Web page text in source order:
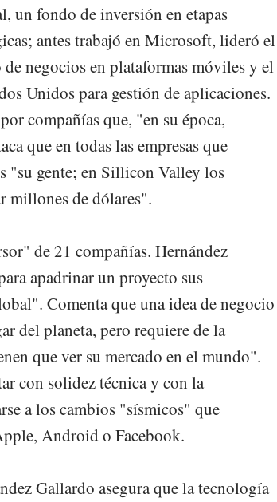
un fondo de inversión en etapas
antes trabajó en Microsoft, lideró el
negocios en plataformas móviles y el
Unidos para gestión de aplicaciones.
compañías que, "en su época,
que en todas las empresas que
"su gente; en Sillicon Valley los
millones de dólares".
de 21 compañías. Hernández
apadrinar un proyecto sus
Comenta que una idea de negocio
del planeta, pero requiere de la
que ver su mercado en el mundo".
con solidez técnica y con la
a los cambios "sísmicos" que
Android o Facebook.
Gallardo asegura que la tecnología